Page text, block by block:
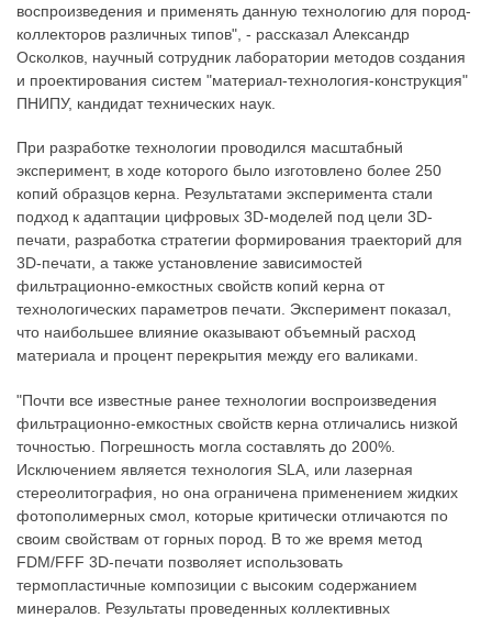
воспроизведения и применять данную технологию для пород-
коллекторов различных типов", - рассказал Александр
Осколков, научный сотрудник лаборатории методов создания
и проектирования систем "материал-технология-конструкция"
ПНИПУ, кандидат технических наук.
При разработке технологии проводился масштабный
эксперимент, в ходе которого было изготовлено более 250
копий образцов керна. Результатами эксперимента стали
подход к адаптации цифровых 3D-моделей под цели 3D-
печати, разработка стратегии формирования траекторий для
3D-печати, а также установление зависимостей
фильтрационно-емкостных свойств копий керна от
технологических параметров печати. Эксперимент показал,
что наибольшее влияние оказывают объемный расход
материала и процент перекрытия между его валиками.
"Почти все известные ранее технологии воспроизведения
фильтрационно-емкостных свойств керна отличались низкой
точностью. Погрешность могла составлять до 200%.
Исключением является технология SLA, или лазерная
стереолитография, но она ограничена применением жидких
фотополимерных смол, которые критически отличаются по
своим свойствам от горных пород. В то же время метод
FDM/FFF 3D-печати позволяет использовать
термопластичные композиции с высоким содержанием
минералов. Результаты проведенных коллективных